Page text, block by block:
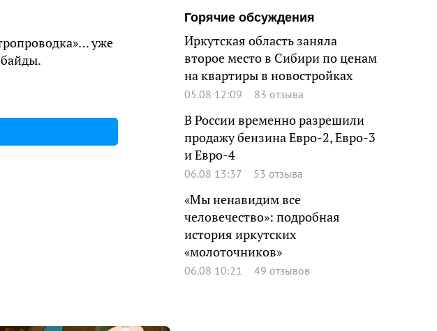
уже
Горячие обсуждения
Иркутская область заняла
второе место в Сибири по ценам
на квартиры в новостройках
05.08 12:09 83 отзыва
В России временно разрешили
продажу бензина Евро-2, Евро-3
и Евро-4
06.08 13:37 53 отзыва
«Мы ненавидим все
человечество»: подробная
история иркутских
«молоточников»
06.08 10:21 49 отзывов